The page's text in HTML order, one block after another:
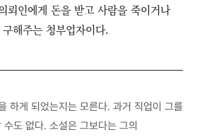
뢰인에게 돈을 받고 사람을 죽이거나
해주는 청부업자이다.
하게 되었는지는 모른다. 과거 직업이 그를
도 없다. 소설은 그보다는 그의